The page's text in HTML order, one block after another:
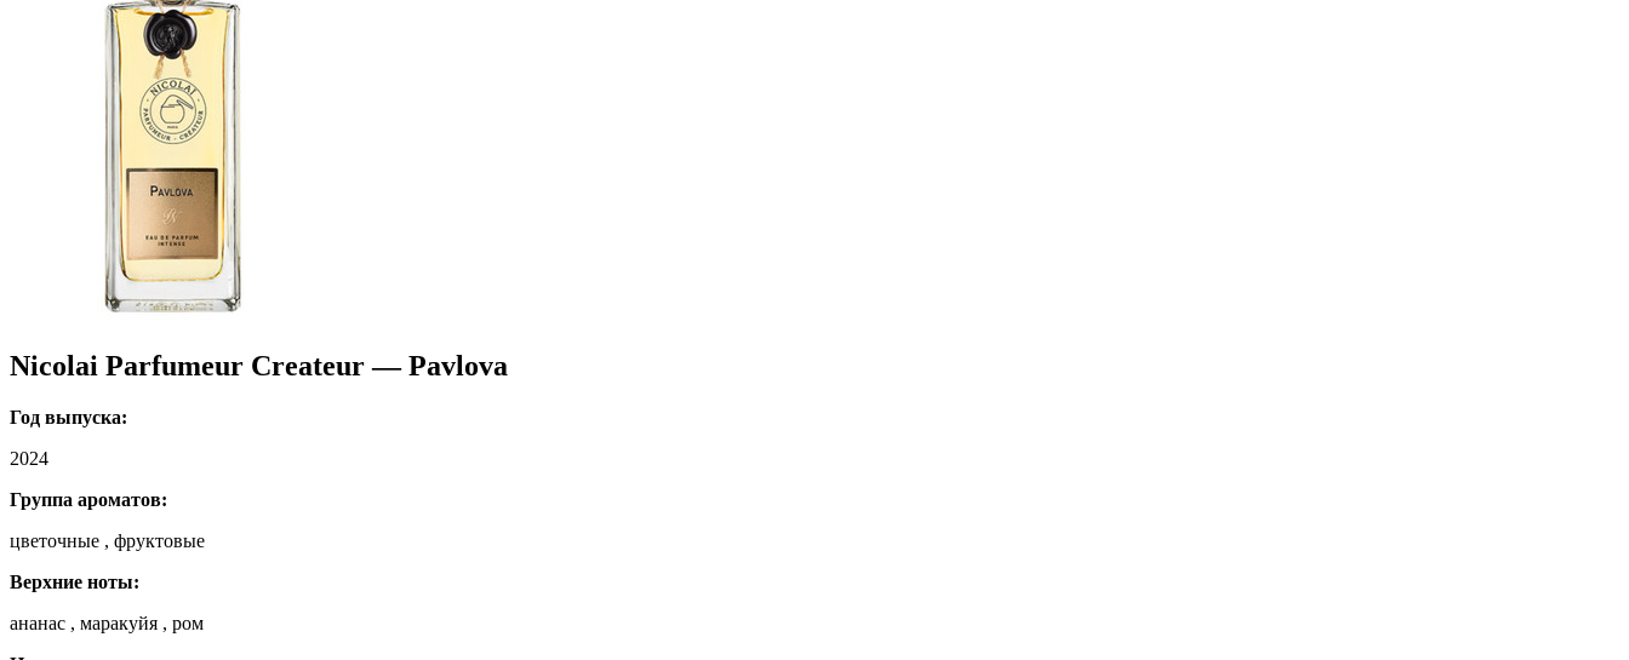
Nicolai Parfumeur Createur — Pavlova
Год выпуска:
2024
Группа ароматов:
цветочные , фруктовые
Верхние ноты:
ананас , маракуйя , ром